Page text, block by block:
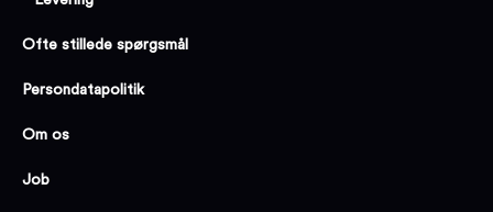
Ofte stillede spørgsmål
Persondatapolitik
Om os
Job